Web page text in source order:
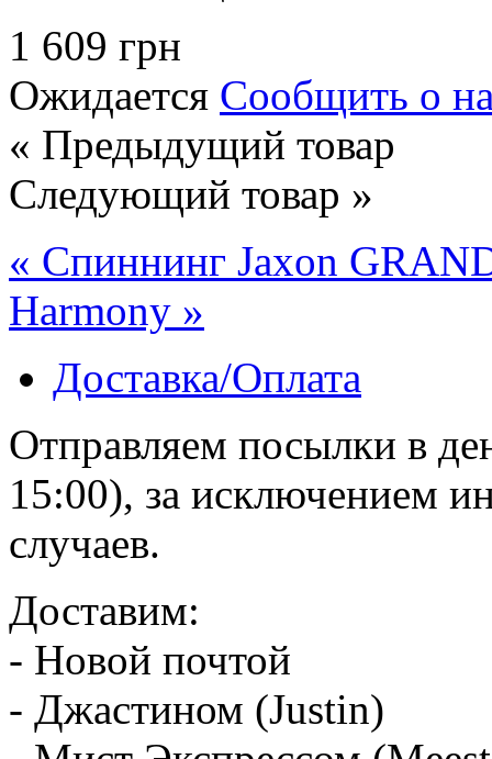
1 609 грн
Ожидается Сообщить о
« Предыдущий товар
Следующий товар »
« Спиннинг Jaxon
Harmony »
Доставка/Оплата
Отправляем посылки в
15:00), за исключением
случаев.
Доставим:
- Новой почтой
- Джастином (Justin)